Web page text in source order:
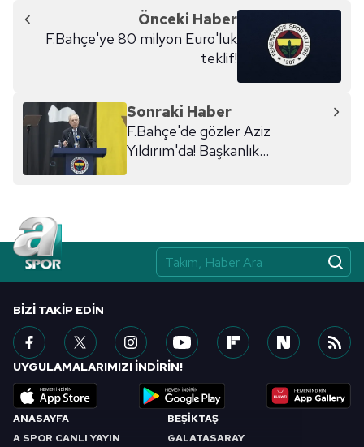
Önceki Haber
F.Bahçe'ye 80 milyon Euro'luk
teklif!
Sonraki Haber
F.Bahçe'de gözler Aziz
Yıldırım'da! Başkanlık...
ANASAYFA
A SPOR CANLI YAYIN
BEŞİKTAŞ
GALATASARAY
BIZI TAKIP EDIN
UYGULAMALARIMIZI İNDİRİN!